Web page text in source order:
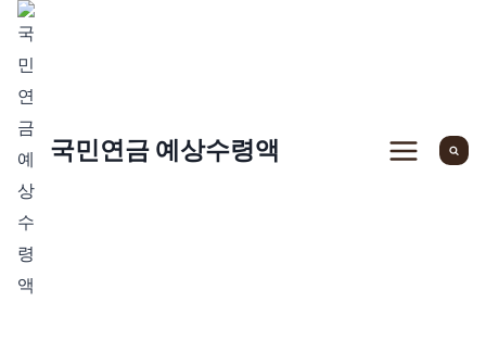
Skip
content
국민연금 예상수령액